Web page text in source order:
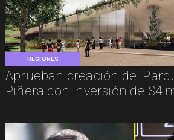
REGIONES
Aprueban creación del
Piñera con inversión de $4